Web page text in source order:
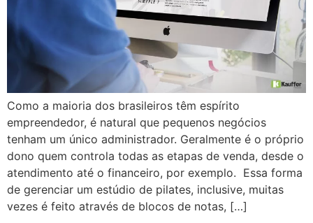
Como a maioria dos brasileiros têm espírito
empreendedor, é natural que pequenos negócios
tenham um único administrador. Geralmente é o próprio
dono quem controla todas as etapas de venda, desde o
atendimento até o financeiro, por exemplo. Essa forma
de gerenciar um estúdio de pilates, inclusive, muitas
vezes é feito através de blocos de notas, […]